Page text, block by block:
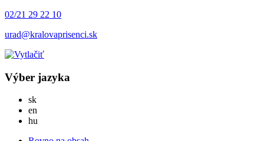
02/21 29 22 10
urad@kralovaprisenci.sk
Výber jazyka
skSlovensky
en
hu